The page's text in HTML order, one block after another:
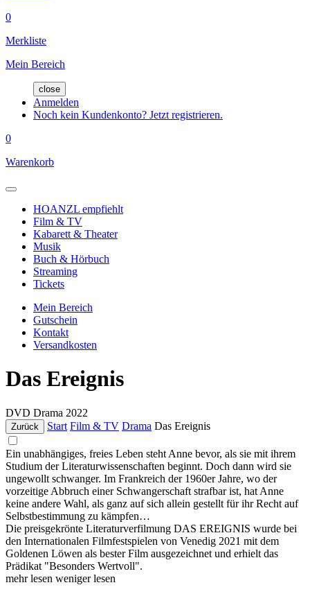
0
Merkliste
Mein Bereich
close
Anmelden
Noch kein Kundenkonto? Jetzt registrieren.
0
Warenkorb
HOANZL empfiehlt
Film & TV
Kabarett & Theater
Musik
Buch & Hörbuch
Streaming
Tickets
Mein Bereich
Gutschein
Kontakt
Versandkosten
Das Ereignis
DVD Drama 2022
Zurück Start Film & TV Drama Das Ereignis
Ein unabhängiges, freies Leben steht Anne bevor, als sie mit ihrem
Studium der Literaturwissenschaften beginnt. Doch dann wird sie
ungewollt schwanger. Im Frankreich der 1960er Jahre, wo der
vorzeitige Abbruch einer Schwangerschaft strafbar ist, hat Anne
keine andere Wahl, als ganz auf sich allein gestellt für ihr Recht auf
Selbstbestimmung zu kämpfen…
Die preisgekrönte Literaturverfilmung DAS EREIGNIS wurde bei
den Internationalen Filmfestspielen von Venedig 2021 mit dem
Goldenen Löwen als bester Film ausgezeichnet und erhielt das
Prädikat "Besonders Wertvoll".
mehr lesen weniger lesen